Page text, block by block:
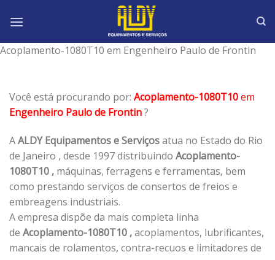
Acoplamento-1080T10 em Engenheiro Paulo de Frontin
Você está procurando por: Acoplamento-1080T10em
Engenheiro Paulo de Frontin?
AALDY Equipamentos e Serviçosatua no Estado do Rio
de Janeiro , desde 1997 distribuindo Acoplamento-
1080T10 , máquinas, ferragens e ferramentas, bem
como prestando serviços de consertos de freios e
embreagens industriais.
A empresa dispõe da mais completa linha
de Acoplamento-1080T10 ,acoplamentos, lubrificantes,
mancais de rolamentos, contra-recuos e limitadores de